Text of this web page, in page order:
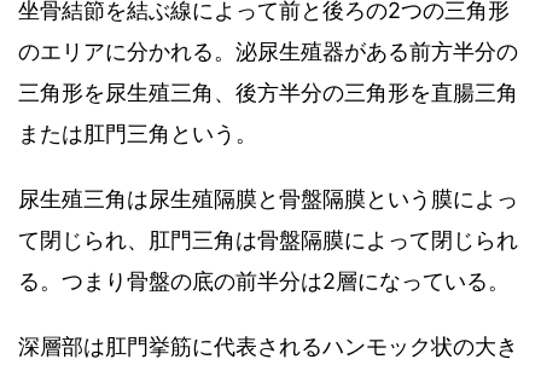
坐骨結節を結ぶ線によって前と後ろの2つの三角形
のエリアに分かれる。泌尿生殖器がある前方半分の
三角形を尿生殖三角、後方半分の三角形を直腸三角
または肛門三角という。
尿生殖三角は尿生殖隔膜と骨盤隔膜という膜によっ
て閉じられ、肛門三角は骨盤隔膜によって閉じられ
る。つまり骨盤の底の前半分は2層になっている。
深層部は肛門挙筋に代表されるハンモック状の大き